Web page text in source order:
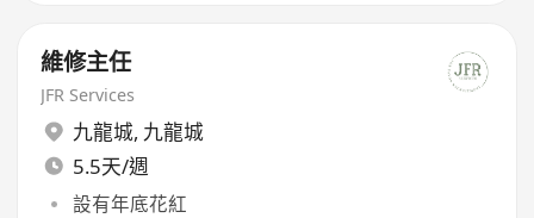
維修主任
JFR Services
九龍城, 九龍城
5.5天/週
設有年底花紅